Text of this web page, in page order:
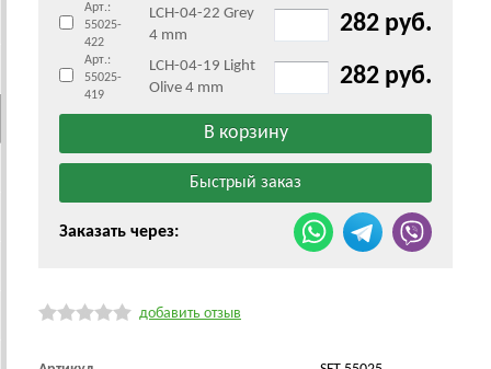
Арт.:
55025-
422
LCH-04-22 Grey
4 mm
282 руб.
Арт.:
55025-
419
LCH-04-19 Light
Olive 4 mm
282 руб.
Заказать через:
добавить отзыв